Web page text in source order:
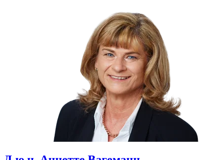
Адвокат, специалист по трудовому праву, Lic. Droit
Верена Бреннер
Налоговый консультант